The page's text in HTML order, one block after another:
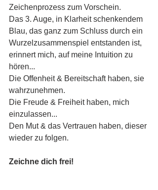
Zeichenprozess zum Vorschein.‍
Das 3. Auge, in Klarheit schenkendem
Blau, das ganz zum Schluss durch ein
Wurzelzusammenspiel entstanden ist,
erinnert mich, auf meine Intuition zu
hören...
Die Offenheit & Bereitschaft haben, sie
wahrzunehmen.
Die Freude & Freiheit haben, mich
einzulassen...
Den Mut & das Vertrauen haben, dieser
wieder zu folgen.
Zeichne dich frei!